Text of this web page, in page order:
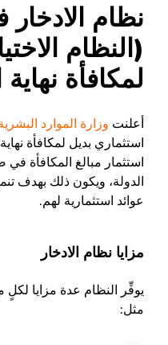
نظام الادخار
(النظام
لمكافأة
أعلنت وزارة الموارد
استثماري بديل لمكافأة
استثمار مبالغ المكافأة
الدولة، ويكون ذلك بهدف
عوائد استثمارية لهم.
مزايا نظام الادخار
يوفِّر النظام عدة مزايا
مثل: